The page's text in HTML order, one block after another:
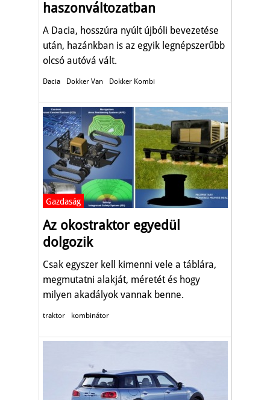
haszonváltozatban
A Dacia, hosszúra nyúlt újbóli bevezetése
után, hazánkban is az egyik legnépszerűbb
olcsó autóvá vált.
Dacia Dokker Van Dokker Kombi
Gazdaság
Az okostraktor egyedül
dolgozik
Csak egyszer kell kimenni vele a táblára,
megmutatni alakját, méretét és hogy
milyen akadályok vannak benne.
traktor kombinátor